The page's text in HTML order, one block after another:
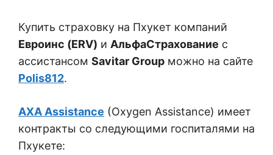
Купить страховку на Пхукет компаний
Евроинс (ERV) и АльфаСтрахование с
ассистансом Savitar Group можно на сайте
Polis812.
AXA Assistance (Oxygen Assistance) имеет
контракты со следующими госпиталями на
Пхукете: